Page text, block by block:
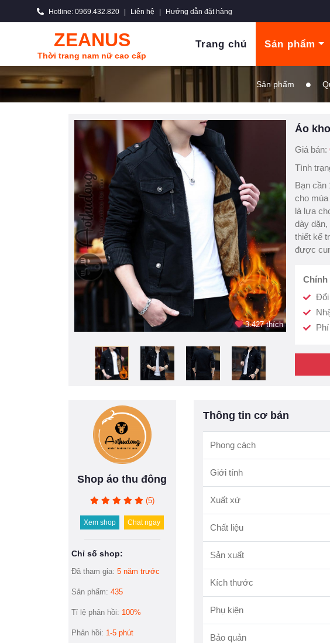
Hotline: 0969.432.820 Liên hệ Hướng dẫn đặt hàng
ZEANUS
Thời trang nam nữ cao cấp
Trang chủ Sản phẩm
Sản phẩm
3.427 thích
Áo
Giá bán:
Tình
Bạn cần
cho
là lựa
dày
thiết kế
được
Chính
Đổi
Shop áo thu đông
(5)
Xem shop Chat ngay
Chỉ số shop:
Đã tham gia: 5 năm trước
Sản phẩm: 435
Tỉ lệ phản hồi: 100%
Phản hồi: 1-5 phút
Thông tin cơ bản
Phong cách
Giới tính
Xuất xứ
Chất liệu
Sản xuất
Kích thước
Phụ kiện
Bảo quản